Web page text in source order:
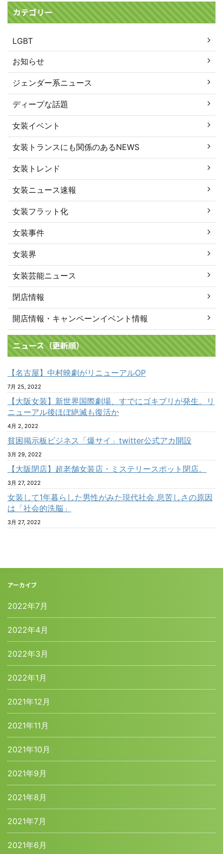
カテゴリー
LGBT
お知らせ
ジェンダー系ニュース
ディープな話題
女装イベント
女装トランスにも関係のあるNEWS
女装トレンド
女装ニュース速報
女装フラット化
女装事件
女装界
女装芸能ニュース
閉店情報
開店情報・キャンペーンイベント情報
ニュース（更新順）
【名古屋】中村映劇がリニューアルOP
7月 25, 2022
【大阪女装】新世界国際劇場、すでにゴキブリが発生。リ
ニューアル後ほぼ絶滅も復活か
4月 2, 2022
貧困掲示板ビジネス「爆サイ」twitter公式アカ開設
3月 29, 2022
【大阪閉店】超老舗女装店・ミステリースポット閉店。
3月 27, 2022
女装して1年暮らした男性がみた現代社会 息苦しさの原因
は「社会的洗脳」
3月 27, 2022
アーカイブ
2022年7月
2022年4月
2022年3月
2022年1月
2021年12月
2021年11月
2021年10月
2021年9月
2021年8月
2021年7月
2021年6月